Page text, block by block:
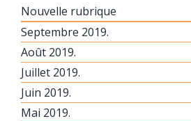
Nouvelle rubrique
Septembre 2019.
Août 2019.
Juillet 2019.
Juin 2019.
Mai 2019.